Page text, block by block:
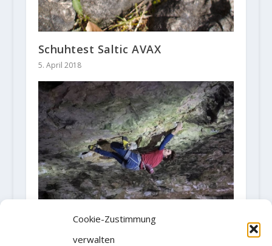
Cookie-Zustimmung
verwalten
Schuhtest Saltic AVAX
5. April 2018